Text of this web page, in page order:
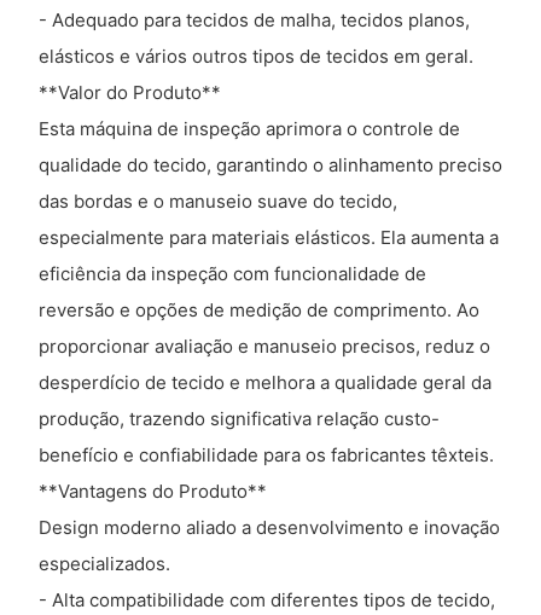
- Adequado para tecidos de malha, tecidos planos,
elásticos e vários outros tipos de tecidos em geral.
**Valor do Produto**
Esta máquina de inspeção aprimora o controle de
qualidade do tecido, garantindo o alinhamento preciso
das bordas e o manuseio suave do tecido,
especialmente para materiais elásticos. Ela aumenta a
eficiência da inspeção com funcionalidade de
reversão e opções de medição de comprimento. Ao
proporcionar avaliação e manuseio precisos, reduz o
desperdício de tecido e melhora a qualidade geral da
produção, trazendo significativa relação custo-
benefício e confiabilidade para os fabricantes têxteis.
**Vantagens do Produto**
Design moderno aliado a desenvolvimento e inovação
especializados.
- Alta compatibilidade com diferentes tipos de tecido,